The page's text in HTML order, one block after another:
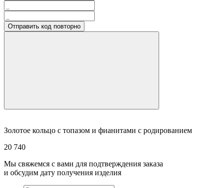
Отправить код повторно
Золотое кольцо с топазом и фианитами с родированием
20 740
Мы свяжемся с вами для подтверждения заказа
и обсудим дату получения изделия